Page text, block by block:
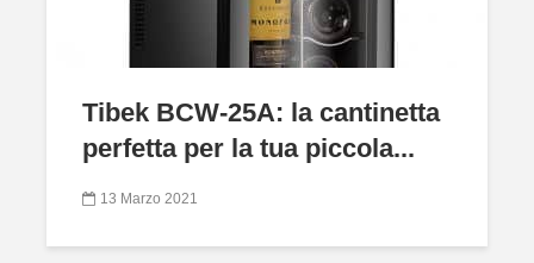
Tibek BCW-25A: la cantinetta
perfetta per la tua piccola...
13 Marzo 2021